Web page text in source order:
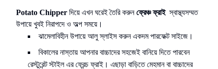
Potato Chipperদিয়ে এখন ঘরেই তৈরি করুনফ্রেঞ্চ ফ্রাইস্বাস্থ্যসম্মত
উপায়ে খুবই নিরাপদে ও অল্প সময়ে।
ঝামেলাবিহীন উপায়ে আলু স্লাইস করুন একদম পারফেক্ট সাইজে।
বিকালের নাস্তায় আপনার বাচ্চাদের সহজেই বানিয়ে দিতে পারবেন
রেস্টুরেন্ট স্টাইল এর ফ্রেন্চ ফ্রাই। এছাড়া বাড়িতে মেহমান বা বাচ্চাদের